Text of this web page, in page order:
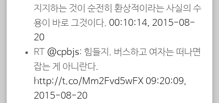
지지하는 것이 순전히 환상적이라는 사실의 수
용이 바로 그것이다. 00:10:14, 2015-08-
20
RT @cpbjs: 힘들지. 버스하고 여자는 떠나면
잡는 게 아니란다.
http://t.co/Mm2Fvd5wFX 09:20:09,
2015-08-20